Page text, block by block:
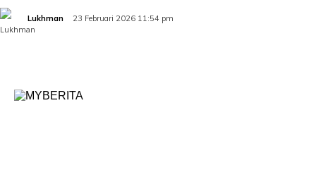
Lukhman 23 Februari 2026 11:54 pm